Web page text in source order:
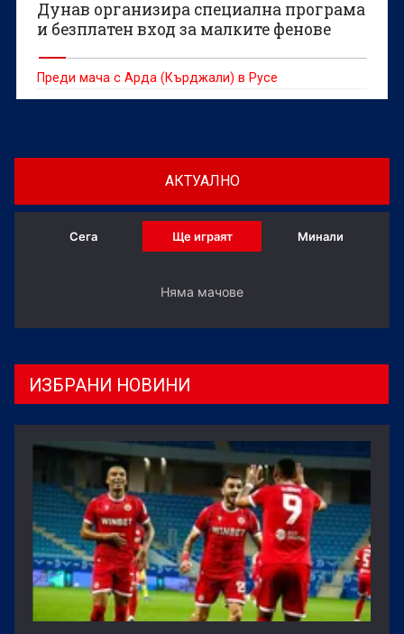
Дунав организира специална програма
и безплатен вход за малките фенове
Преди мача с Арда (Кърджали) в Русе
АКТУАЛНО
Сега Ще играят Минали
Няма мачове
ИЗБРАНИ НОВИНИ